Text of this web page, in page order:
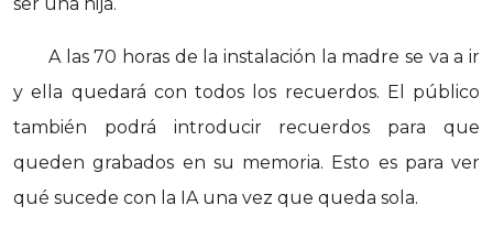
A las 70 horas de la instalación la madre se va a ir
y ella quedará con todos los recuerdos. El público
también podrá introducir recuerdos para que
queden grabados en su memoria. Esto es para ver
qué sucede con la IA una vez que queda sola.